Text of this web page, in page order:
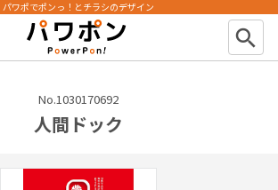
パワポでポンっ！とチラシのデザイン
search
No.1030170692
人間ドック